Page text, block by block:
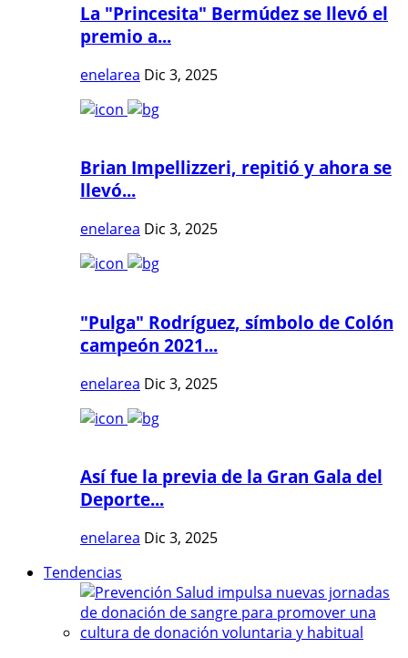
La "Princesita" Bermúdez se llevó el
premio a...
enelarea Dic 3, 2025
Brian Impellizzeri, repitió y ahora se
llevó...
enelarea Dic 3, 2025
"Pulga" Rodríguez, símbolo de Colón
campeón 2021...
enelarea Dic 3, 2025
Así fue la previa de la Gran Gala del
Deporte...
enelarea Dic 3, 2025
Tendencias